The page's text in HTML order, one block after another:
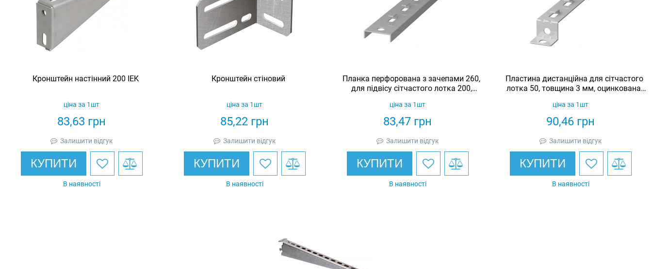
Кронштейн настінний 200 IEK
83,63 грн
ціна за 1шт
Залишити відгук
КУПИТИ
В наявності
Кронштейн стіновий
85,22 грн
ціна за 1шт
Залишити відгук
КУПИТИ
В наявності
Планка перфорована з зачепами 260,
для підвісу сітчастого лотка 200,
83,47 грн
ціна за 1шт
Залишити відгук
КУПИТИ
В наявності
Пластина дистанційна для сітчастого
лотка 50, товщина 3 мм, оцинкована,
90,46 грн
ціна за 1шт
Залишити відгук
КУПИТИ
В наявності